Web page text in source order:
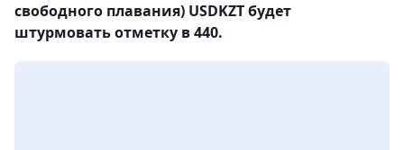
свободного плавания) USDKZT будет
штурмовать отметку в 440.